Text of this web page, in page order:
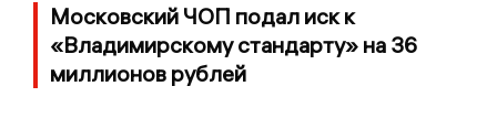
Московский ЧОП подал иск к
«Владимирскому стандарту» на 36
миллионов рублей